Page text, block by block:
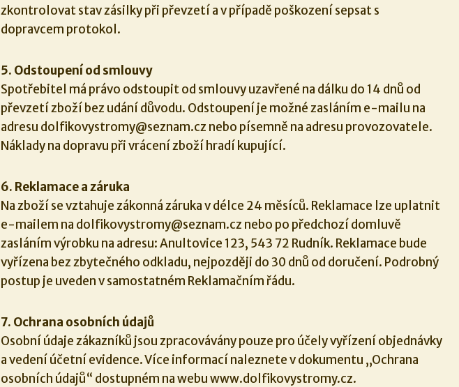
zkontrolovat stav zásilky při převzetí a v případě poškození sepsat s
dopravcem protokol.
5. Odstoupení od smlouvy
Spotřebitel má právo odstoupit od smlouvy uzavřené na dálku do 14 dnů od
převzetí zboží bez udání důvodu. Odstoupení je možné zasláním e-mailu na
adresu dolfikovystromy@seznam.cz nebo písemně na adresu provozovatele.
Náklady na dopravu při vrácení zboží hradí kupující.
6. Reklamace a záruka
Na zboží se vztahuje zákonná záruka v délce 24 měsíců. Reklamace lze uplatnit
e-mailem na dolfikovystromy@seznam.cz nebo po předchozí domluvě
zasláním výrobku na adresu: Anultovice 123, 543 72 Rudník. Reklamace bude
vyřízena bez zbytečného odkladu, nejpozději do 30 dnů od doručení. Podrobný
postup je uveden v samostatném Reklamačním řádu.
7. Ochrana osobních údajů
Osobní údaje zákazníků jsou zpracovávány pouze pro účely vyřízení objednávky
a vedení účetní evidence. Více informací naleznete v dokumentu „Ochrana
osobních údajů“ dostupném na webu www.dolfikovystromy.cz.